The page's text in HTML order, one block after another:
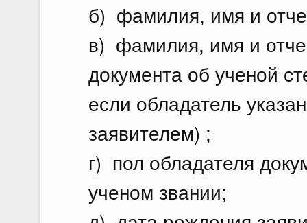
б) фамилия, имя и
в) фамилия, имя и
документа об ученой
если обладатель
заявителем) ;
г) пол обладателя
ученом звании;